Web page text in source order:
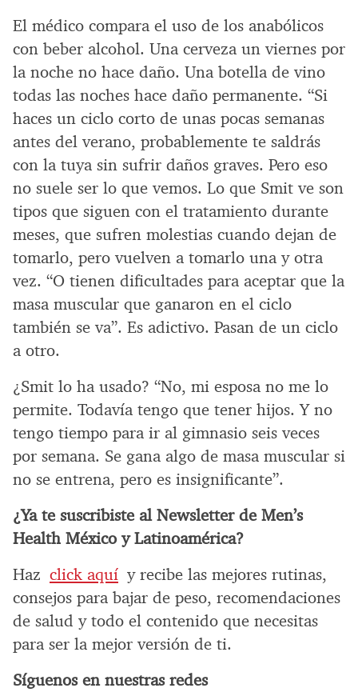
El médico compara el uso de los anabólicos
con beber alcohol. Una cerveza un viernes por
la noche no hace daño. Una botella de vino
todas las noches hace daño permanente. “Si
haces un ciclo corto de unas pocas semanas
antes del verano, probablemente te saldrás
con la tuya sin sufrir daños graves. Pero eso
no suele ser lo que vemos. Lo que Smit ve son
tipos que siguen con el tratamiento durante
meses, que sufren molestias cuando dejan de
tomarlo, pero vuelven a tomarlo una y otra
vez. “O tienen dificultades para aceptar que la
masa muscular que ganaron en el ciclo
también se va”. Es adictivo. Pasan de un ciclo
a otro.
¿Smit lo ha usado? “No, mi esposa no me lo
permite. Todavía tengo que tener hijos. Y no
tengo tiempo para ir al gimnasio seis veces
por semana. Se gana algo de masa muscular si
no se entrena, pero es insignificante”.
¿Ya te suscribiste al Newsletter de Men’s
Health México y Latinoamérica?
Haz click aquí y recibe las mejores rutinas,
consejos para bajar de peso, recomendaciones
de salud y todo el contenido que necesitas
para ser la mejor versión de ti.
Síguenos en nuestras redes